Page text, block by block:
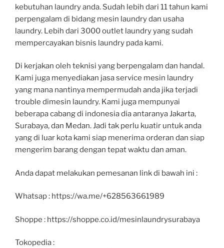
kebutuhan laundry anda. Sudah lebih dari 11 tahun kami
perpengalam di bidang mesin laundry dan usaha
laundry. Lebih dari 3000 outlet laundry yang sudah
mempercayakan bisnis laundry pada kami.
Di kerjakan oleh teknisi yang berpengalam dan handal.
Kami juga menyediakan jasa service mesin laundry
yang mana nantinya mempermudah anda jika terjadi
trouble dimesin laundry. Kami juga mempunyai
beberapa cabang di indonesia dia antaranya Jakarta,
Surabaya, dan Medan. Jadi tak perlu kuatir untuk anda
yang di luar kota kami siap menerima orderan dan siap
mengerim barang dengan tepat waktu dan aman.
Anda dapat melakukan pemesanan link di bawah ini :
Whatsap : https://wa.me/+628563661989
Shoppe : https://shoppe.co.id/mesinlaundrysurabaya
Tokopedia :